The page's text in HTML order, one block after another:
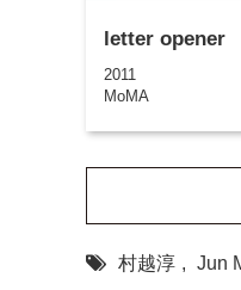
letter opener
2011
MoMA
村越淳 , Jun